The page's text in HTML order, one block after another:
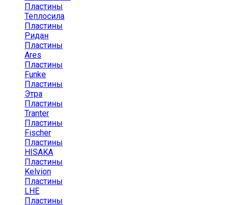
Пластины
Теплосила
Пластины
Ридан
Пластины
Ares
Пластины
Funke
Пластины
Этра
Пластины
Tranter
Пластины
Fischer
Пластины
HISAKA
Пластины
Kelvion
Пластины
LHE
Пластины